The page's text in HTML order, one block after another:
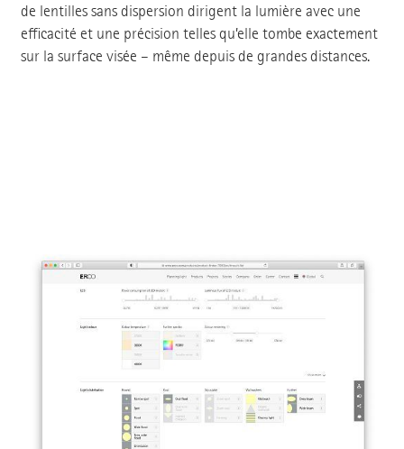
de lentilles sans dispersion dirigent la lumière avec une
efficacité et une précision telles qu’elle tombe exactement
sur la surface visée – même depuis de grandes distances.